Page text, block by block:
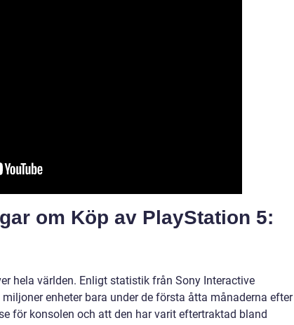
om Köp av PlayStation 5:
hela världen. Enligt statistik från Sony Interactive
enheter bara under de första åtta månaderna efter
för konsolen och att den har varit eftertraktad bland